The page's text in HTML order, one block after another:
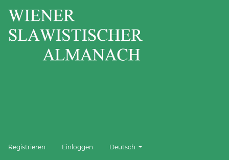
Registrieren Einloggen Sprache wechseln. Die aktuelle
Deutsch